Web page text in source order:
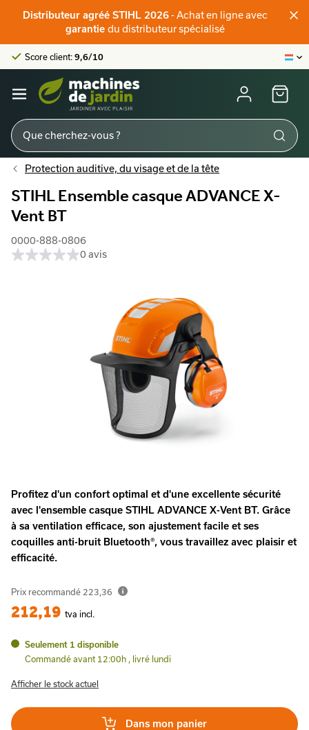
Distributeur agréé STIHL 2026- Achat en ligne avec
garantie du distributeur spécialisé
Distributeur officiel STIHL
9,6/10
La plus grande offre en ligne
Distributeur officiel STIHL
Score client: 9,6/10
Protection auditive, du visage et de la tête
STIHL Ensemble casque ADVANCE X-
Vent BT
0000-888-0806
0 avis
Profitez d'un confort optimal et d'une excellente sécurité
avec l'ensemble casque STIHL ADVANCE X-Vent BT. Grâce
à sa ventilation efficace, son ajustement facile et ses
coquilles anti-bruit Bluetooth®, vous travaillez avec plaisir et
efficacité.
Prix recommandé 223,36
212,19 tva incl.
Seulement 1 disponible
Commandé avant 12:00h , livré lundi
Afficher le stock actuel
Dans mon panier